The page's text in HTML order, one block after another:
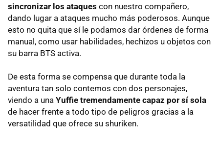
sincronizar los ataques con nuestro compañero,
dando lugar a ataques mucho más poderosos. Aunque
esto no quita que sí le podamos dar órdenes de forma
manual, como usar habilidades, hechizos u objetos con
su barra BTS activa.
De esta forma se compensa que durante toda la
aventura tan solo contemos con dos personajes,
viendo a una Yuffie tremendamente capaz por sí sola
de hacer frente a todo tipo de peligros gracias a la
versatilidad que ofrece su shuriken.